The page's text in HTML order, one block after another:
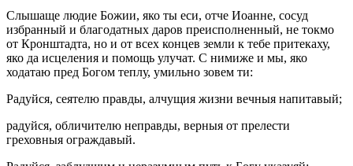
Слышаще людие Божии, яко ты еси, отче Иоанне, сосуд
избранный и благодатных даров преисполненный, не токмо
от Кронштадта, но и от всех концев земли к тебе притекаху,
яко да исцеления и помощь улучат. С нимиже и мы, яко
ходатаю пред Богом теплу, умильно зовем ти:
Радуйся, сеятелю правды, алчущия жизни вечныя напитавый;
радуйся, обличителю неправды, верныя от прелести
греховныя ограждавый.